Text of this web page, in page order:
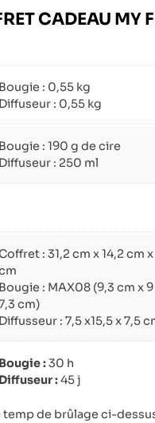
CADEAU MY
Bougie : 0,55 kg
Diffuseur : 0,55 kg
Bougie : 190 g de cire
Diffuseur : 250 ml
: 31,2 cm x 14,2 cm x
Bougie : MAX08 (9,3 cm x 9 cm x
cm)
Diffusseur : 7,5 x15,5 x 7,5
Bougie :30 h
Diffuseur :45 j
temp de brûlage ci-